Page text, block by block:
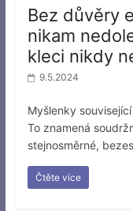
Bez důvěry
nikam
kleci nikdy
9.5.2024
Myšlenky
To znamená
stejnosměrné,
Čtěte více